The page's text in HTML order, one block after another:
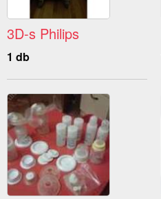
3D-s Philips
1 db